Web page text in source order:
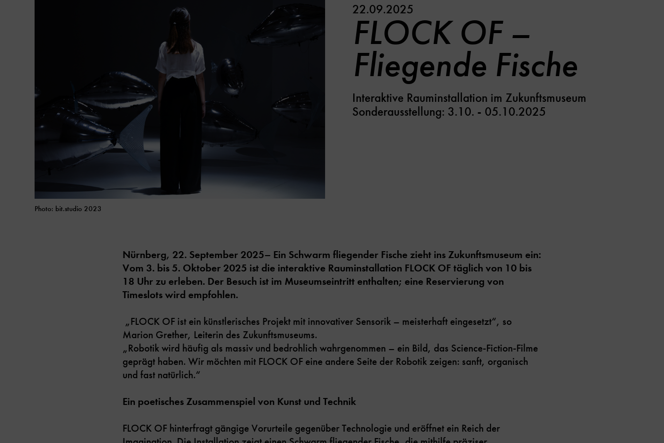
Photo: bit.studio 2023
22.09.2025
FLOCK OF –
Fliegende Fische
Interaktive Rauminstallation im Zukunftsmuseum
Sonderausstellung: 3.10. - 05.10.2025
Nürnberg, 22. September 2025– Ein Schwarm fliegender Fische zieht ins Zukunftsmuseum ein:
Vom 3. bis 5. Oktober 2025 ist die interaktive Rauminstallation FLOCK OF täglich von 10 bis
18 Uhr zu erleben. Der Besuch ist im Museumseintritt enthalten; eine Reservierung von
Timeslots wird empfohlen.
„FLOCK OF ist ein künstlerisches Projekt mit innovativer Sensorik – meisterhaft eingesetzt“, so
Marion Grether, Leiterin des Zukunftsmuseums.
„Robotik wird häufig als massiv und bedrohlich wahrgenommen – ein Bild, das Science-Fiction-Filme
geprägt haben. Wir möchten mit FLOCK OF eine andere Seite der Robotik zeigen: sanft, organisch
und fast natürlich.“
Ein poetisches Zusammenspiel von Kunst und Technik
FLOCK OF hinterfragt gängige Vorurteile gegenüber Technologie und eröffnet ein Reich der